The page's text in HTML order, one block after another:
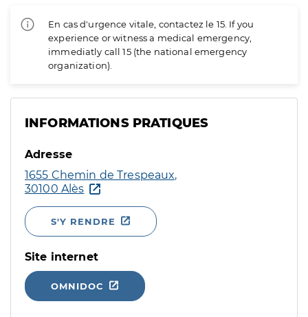
En cas d'urgence vitale, contactez le 15. If you
experience or witness a medical emergency,
immediatly call 15 (the national emergency
organization).
INFORMATIONS PRATIQUES
Adresse
1655 Chemin de Trespeaux,
30100 Alès
S'Y RENDRE
Site internet
OMNIDOC